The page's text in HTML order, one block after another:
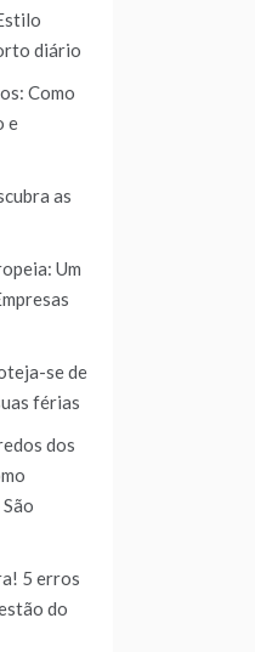
diário
Como
e
as
Um
se de
férias
dos
5 erros
do